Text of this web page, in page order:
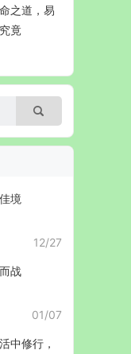
之道，易
竟
境
12/27
战
01/07
中修行，